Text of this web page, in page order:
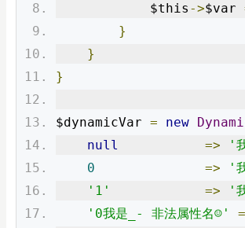
            $this
->$var
}
}
}
$dynamicVar = new
null
=> '
0
=> '
'1'
=> '
'0我是_- 非法属性名☺'